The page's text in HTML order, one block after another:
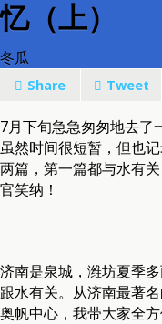
忆（上）
冬瓜
Share Tweet
7月下旬急急匆匆地去了
虽然时间很短暂，但也
两篇，第一篇都与水有
官笑纳！
济南是泉城，潍坊夏季
跟水有关。从济南最著
奥帆中心，我带大家全